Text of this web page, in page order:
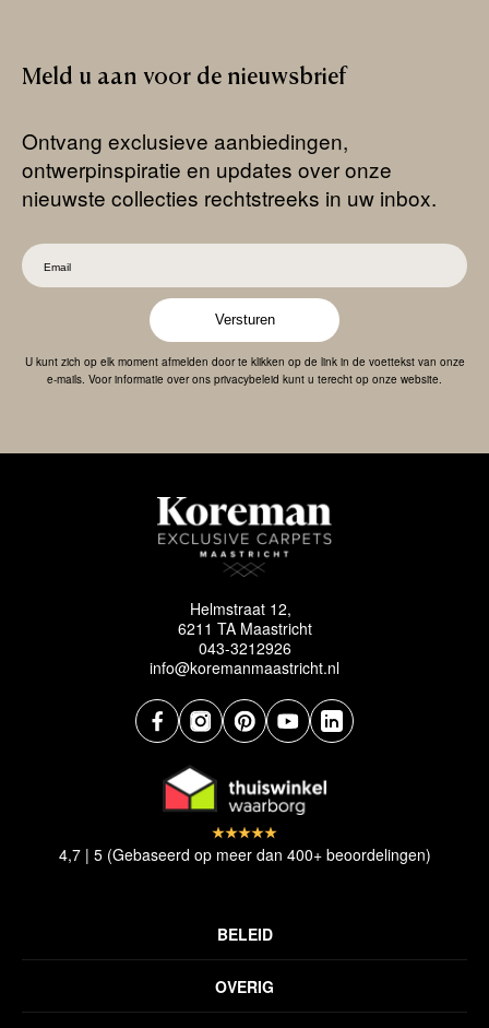
Meld u aan voor de nieuwsbrief
Ontvang exclusieve aanbiedingen,
ontwerpinspiratie en updates over onze
nieuwste collecties rechtstreeks in uw inbox.
Versturen
U kunt zich op elk moment afmelden door te klikken op de link in de voettekst van onze
e-mails. Voor informatie over ons privacybeleid kunt u terecht op onze website.
Helmstraat 12,
6211 TA Maastricht
043-3212926
info@koremanmaastricht.nl
OVERIG
BELEID
Disclaimer
4,7 | 5 (Gebaseerd op meer dan 400+ beoordelingen)